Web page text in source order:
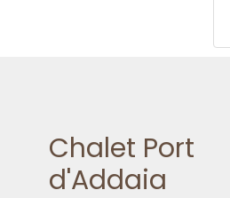
Chalet Port
d'Addaia